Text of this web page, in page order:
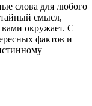
слова для любого
смысл,
вами окружает. С
фактов и